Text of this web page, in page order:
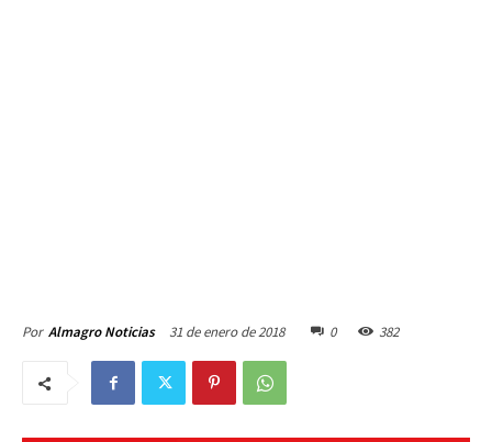
Por Almagro Noticias 31 de enero de 2018 0 382